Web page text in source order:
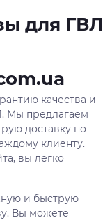
для ГВЛ
качества и
Мы предлагаем
доставку по
клиенту.
вы легко
и быструю
Вы можете